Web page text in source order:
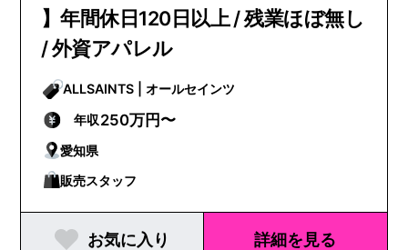
】年間休日120日以上 / 残業ほぼ無し
/ 外資アパレル
ALLSAINTS | オールセインツ
年収250万円〜
愛知県
販売スタッフ
お気に入り 詳細を見る